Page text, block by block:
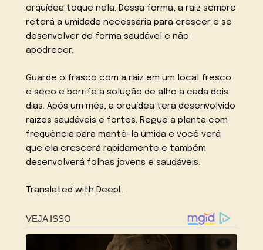
orquídea toque nela. Dessa forma, a raiz sempre
reterá a umidade necessária para crescer e se
desenvolver de forma saudável e não
apodrecer.
Guarde o frasco com a raiz em um local fresco
e seco e borrife a solução de alho a cada dois
dias. Após um mês, a orquídea terá desenvolvido
raízes saudáveis e fortes. Regue a planta com
frequência para mantê-la úmida e você verá
que ela crescerá rapidamente e também
desenvolverá folhas jovens e saudáveis.
Translated with DeepL